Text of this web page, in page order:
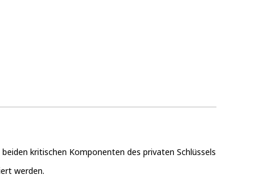
kritischen Komponenten des privaten Schlüssels
werden.